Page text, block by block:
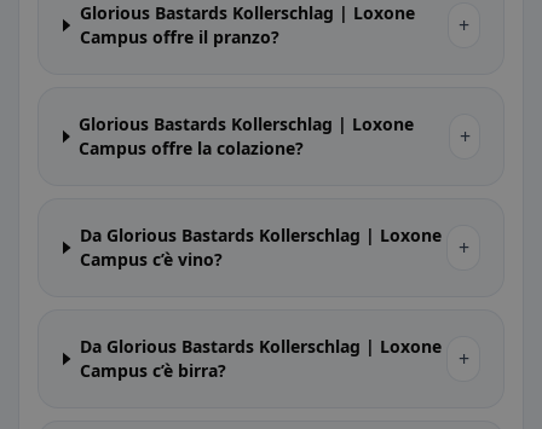
Glorious Bastards Kollerschlag | Loxone
Campus offre il pranzo?
+
Glorious Bastards Kollerschlag | Loxone
Campus offre la colazione?
+
Da Glorious Bastards Kollerschlag | Loxone
Campus c’è vino?
+
Da Glorious Bastards Kollerschlag | Loxone
Campus c’è birra?
+